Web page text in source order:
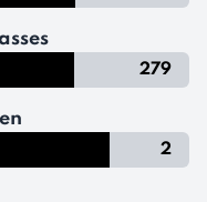
279
2